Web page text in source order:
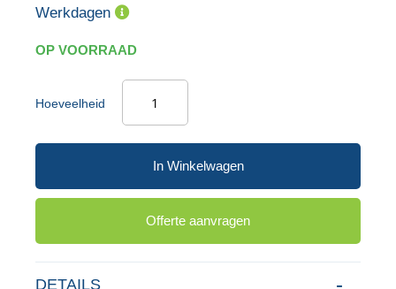
Werkdagen
OP VOORRAAD
Hoeveelheid
In Winkelwagen
Offerte aanvragen
DETAILS